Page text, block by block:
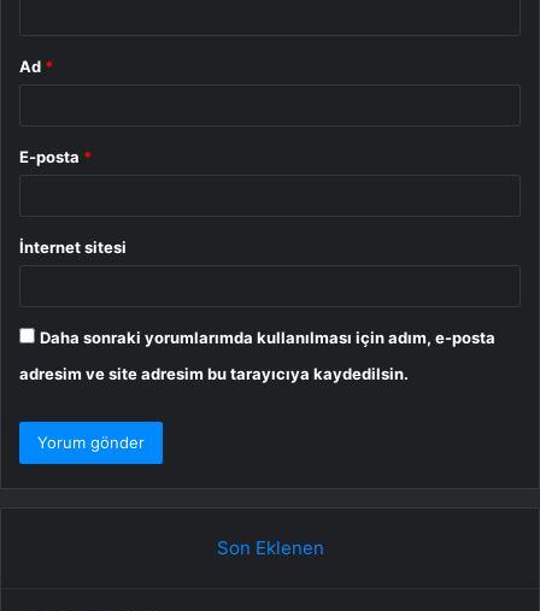
Ad *
E-posta *
İnternet sitesi
Daha sonraki yorumlarımda kullanılması için adım, e-posta
adresim ve site adresim bu tarayıcıya kaydedilsin.
Son Eklenen